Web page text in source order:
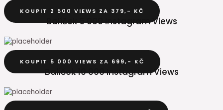
KOUPIT 2 500 VIEWS ZA 379,- KČ
Balíček 5 000 Instagram Views​
KOUPIT 5 000 VIEWS ZA 699,- KČ
Balíček 10 000 Instagram Views​